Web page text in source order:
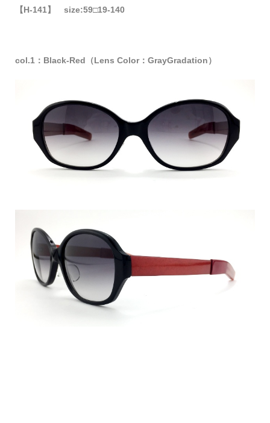
【H-141】size:59□19-140
col.1：Black-Red（Lens Color：GrayGradation）